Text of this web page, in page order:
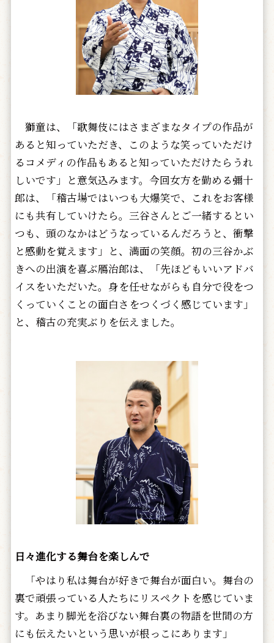
獅童は、「歌舞伎にはさまざまなタイプの作品が
あると知っていただき、このような笑っていただけ
るコメディの作品もあると知っていただけたらうれ
しいです」と意気込みます。今回女方を勤める彌十
郎は、「稽古場ではいつも大爆笑で、これをお客様
にも共有していけたら。三谷さんとご一緒するとい
つも、頭のなかはどうなっているんだろうと、衝撃
と感動を覚えます」と、満面の笑顔。初の三谷かぶ
きへの出演を喜ぶ鴈治郎は、「先ほどもいいアドバ
イスをいただいた。身を任せながらも自分で役をつ
くっていくことの面白さをつくづく感じています」
と、稽古の充実ぶりを伝えました。
日々進化する舞台を楽しんで
「やはり私は舞台が好きで舞台が面白い。舞台の
裏で頑張っている人たちにリスペクトを感じていま
す。あまり脚光を浴びない舞台裏の物語を世間の方
にも伝えたいという思いが根っこにあります」